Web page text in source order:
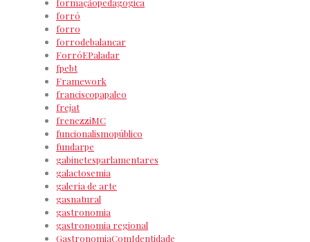
formaçãopedagogica
forró
forro
forrodebalancar
ForróEPaladar
fpebt
Framework
franciscopapaleo
frejat
frenezziMC
funcionalismopúblico
fundarpe
gabinetesparlamentares
galactosemia
galeria de arte
gasnatural
gastronomia
gastronomia regional
GastronomiaComIdentidade